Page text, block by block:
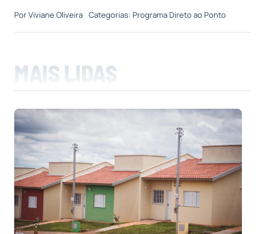
áudio
PorViviane Oliveira Categorias: Programa Direto ao Ponto
MAIS LIDAS